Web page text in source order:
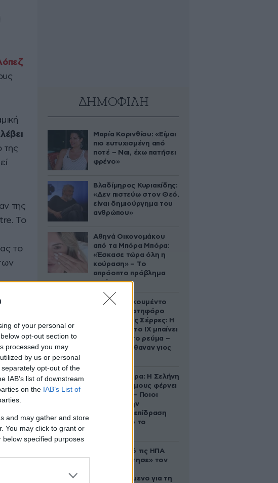
of your personal or
opt-out section to
processed you may
by us or personal
opt-out of the
IAB’s list of downstream
on the IAB’s List of
and may gather and store
You may click to grant or
specified purposes
της
της
Το
το
ΔΗΜΟΦΙΛΗ
Μαρία Κορινθίου: «Είμαι
πιο ευτυχισμένη από
ποτέ – Ναι, έχω πατήσει
φρένο»
Βλαδίμηρος Κυριακίδης:
«Δεν πιστεύω στον Θεό,
είναι δημιούργημα του
ανθρώπου»
Αθηνά Οικονομάκου
από τα Μπόρα Μπόρα:
«Έσκασε τώρα όλη η
κούραση» – Το
απρόοπτο πρόβλημα
υγείας
Βίντεο-ντοκουμέντο
από το θανατηφόρο
τροχαίο στις Σέρρες: Η
στιγμή που το ΙΧ μπαίνει
στο αντίθετο ρεύμα –
Ακαριαία πέθαναν γιος
Ζώδια σήμερα: Η Σελήνη
στους Διδύμους φέρνει
ανατροπές – Ποιοι
δέχονται την
ευεργετική επίδραση
του Δία από το
Ζευγάρι από τις ΗΠΑ
που «υιοθέτησε» τον
κατηγορούμενο για τη